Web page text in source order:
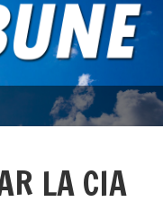
LA CIA